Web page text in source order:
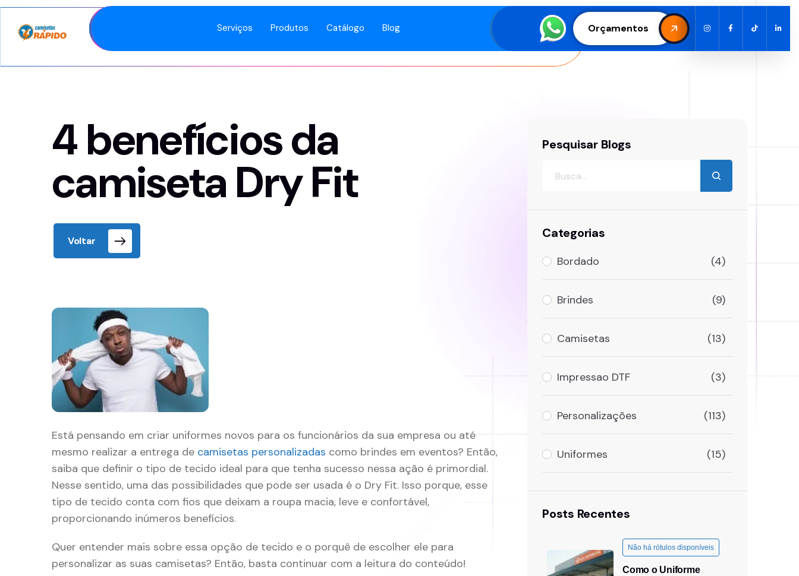
Serviços Produtos Catálogo Blog Orçamentos
4 benefícios da
camiseta Dry Fit
Voltar
Está pensando em criar uniformes novos para os funcionários da sua empresa ou até
mesmo realizar a entrega de camisetas personalizadas como brindes em eventos? Então,
saiba que definir o tipo de tecido ideal para que tenha sucesso nessa ação é primordial.
Nesse sentido, uma das possibilidades que pode ser usada é o Dry Fit. Isso porque, esse
tipo de tecido conta com fios que deixam a roupa macia, leve e confortável,
proporcionando inúmeros benefícios.
Quer entender mais sobre essa opção de tecido e o porquê de escolher ele para
personalizar as suas camisetas? Então, basta continuar com a leitura do conteúdo!
Pesquisar Blogs
Categorias
Bordado (4)
Brindes (9)
Camisetas (13)
Impressao DTF (3)
Personalizações (113)
Uniformes (15)
Posts Recentes
Não há rótulos disponíveis
Como o Uniforme